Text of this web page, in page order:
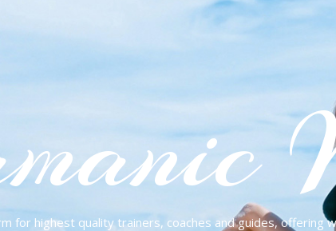
for highest quality trainers, coaches and guides,